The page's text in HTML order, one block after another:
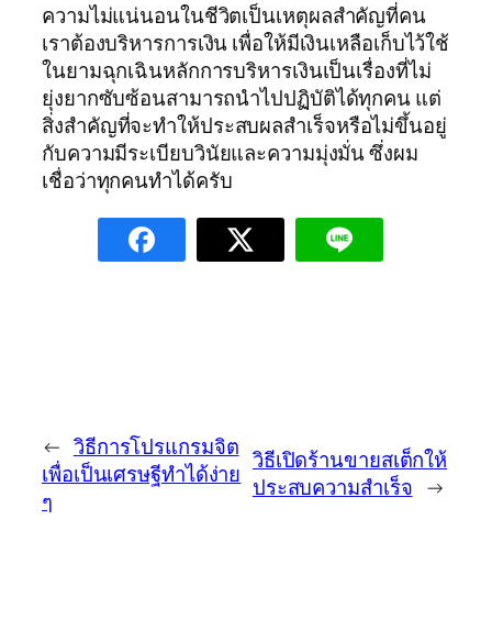
ความไม่แน่นอนในชีวิตเป็นเหตุผลสำคัญที่คน
เราต้องบริหารการเงิน เพื่อให้มีเงินเหลือเก็บไว้ใช้
ในยามฉุกเฉินหลักการบริหารเงินเป็นเรื่องที่ไม่
ยุ่งยากซับซ้อนสามารถนำไปปฏิบัติได้ทุกคน แต่
สิ่งสำคัญที่จะทำให้ประสบผลสำเร็จหรือไม่ขึ้นอยู่
กับความมีระเบียบวินัยและความมุ่งมั่น ซึ่งผม
เชื่อว่าทุกคนทำได้ครับ
← วิธีการโปรแกรมจิต
เพื่อเป็นเศรษฐีทำได้ง่าย
ๆ
วิธีเปิดร้านขายสเต็กให้
ประสบความสำเร็จ →